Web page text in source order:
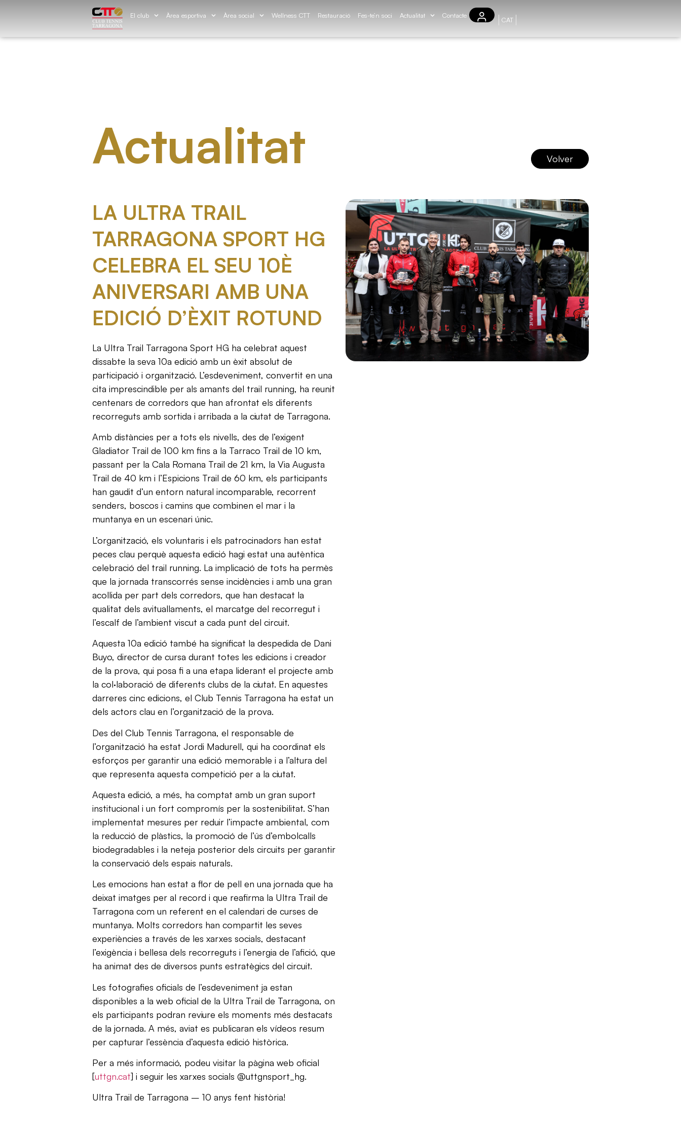
El club Àrea esportiva Àrea social Wellness CTT Restauració Fes-te’n soci Actualitat Contacte
CAT
Actualitat Volver
LA ULTRA TRAIL
TARRAGONA SPORT HG
CELEBRA EL SEU 10È
ANIVERSARI AMB UNA
EDICIÓ D’ÈXIT ROTUND
La Ultra Trail Tarragona Sport HG ha celebrat aquest
dissabte la seva 10a edició amb un èxit absolut de
participació i organització. L’esdeveniment, convertit en una
cita imprescindible per als amants del trail running, ha reunit
centenars de corredors que han afrontat els diferents
recorreguts amb sortida i arribada a la ciutat de Tarragona.
Amb distàncies per a tots els nivells, des de l’exigent
Gladiator Trail de 100 km fins a la Tarraco Trail de 10 km,
passant per la Cala Romana Trail de 21 km, la Via Augusta
Trail de 40 km i l’Espicions Trail de 60 km, els participants
han gaudit d’un entorn natural incomparable, recorrent
senders, boscos i camins que combinen el mar i la
muntanya en un escenari únic.
L’organització, els voluntaris i els patrocinadors han estat
peces clau perquè aquesta edició hagi estat una autèntica
celebració del trail running. La implicació de tots ha permès
que la jornada transcorrés sense incidències i amb una gran
acollida per part dels corredors, que han destacat la
qualitat dels avituallaments, el marcatge del recorregut i
l’escalf de l’ambient viscut a cada punt del circuit.
Aquesta 10a edició també ha significat la despedida de Dani
Buyo, director de cursa durant totes les edicions i creador
de la prova, qui posa fi a una etapa liderant el projecte amb
la col·laboració de diferents clubs de la ciutat. En aquestes
darreres cinc edicions, el Club Tennis Tarragona ha estat un
dels actors clau en l’organització de la prova.
Des del Club Tennis Tarragona, el responsable de
l’organització ha estat Jordi Madurell, qui ha coordinat els
esforços per garantir una edició memorable i a l’altura del
que representa aquesta competició per a la ciutat.
Aquesta edició, a més, ha comptat amb un gran suport
institucional i un fort compromís per la sostenibilitat. S’han
implementat mesures per reduir l’impacte ambiental, com
la reducció de plàstics, la promoció de l’ús d’embolcalls
biodegradables i la neteja posterior dels circuits per garantir
la conservació dels espais naturals.
Les emocions han estat a flor de pell en una jornada que ha
deixat imatges per al record i que reafirma la Ultra Trail de
Tarragona com un referent en el calendari de curses de
muntanya. Molts corredors han compartit les seves
experiències a través de les xarxes socials, destacant
l’exigència i bellesa dels recorreguts i l’energia de l’afició, que
ha animat des de diversos punts estratègics del circuit.
Les fotografies oficials de l’esdeveniment ja estan
disponibles a la web oficial de la Ultra Trail de Tarragona, on
els participants podran reviure els moments més destacats
de la jornada. A més, aviat es publicaran els vídeos resum
per capturar l’essència d’aquesta edició històrica.
Per a més informació, podeu visitar la pàgina web oficial
[uttgn.cat] i seguir les xarxes socials @uttgnsport_hg.
Ultra Trail de Tarragona – 10 anys fent història!